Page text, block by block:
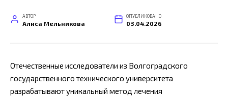
АВТОР
Алиса Мельникова
ОПУБЛИКОВАНО
03.04.2026
Отечественные исследователи из Волгоградского
государственного технического университета
разрабатывают уникальный метод лечения